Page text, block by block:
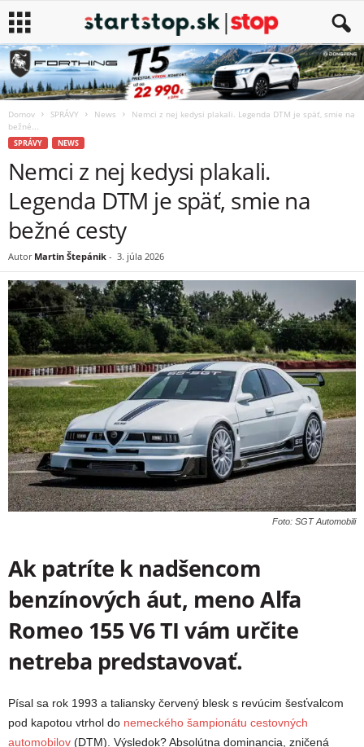
Domov SPRÁVY News
Nemci z nej kedysi plakali. Legenda DTM je späť, smie na
bežné...
SPRÁVY NEWS
Nemci z nej kedysi plakali.
Legenda DTM je späť, smie na
bežné cesty
Autor Martin Štepánik - 3. júla 2026
Foto: SGT Automobili
Ak patríte k nadšencom
benzínových áut, meno Alfa
Romeo 155 V6 TI vám určite
netreba predstavovať.
Písal sa rok 1993 a taliansky červený blesk s revúcim šesťvalcom
pod kapotou vtrhol do nemeckého šampionátu cestovných
automobilov (DTM). Výsledok? Absolútna dominancia, zničená